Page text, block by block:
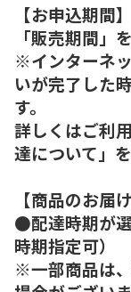
【お申込期間】
「販売期間」
※インターネ
いが完了した
す。
詳しくはご利
達について」
【商品のお届
●配達時期が
時期指定可）
※一部商品は